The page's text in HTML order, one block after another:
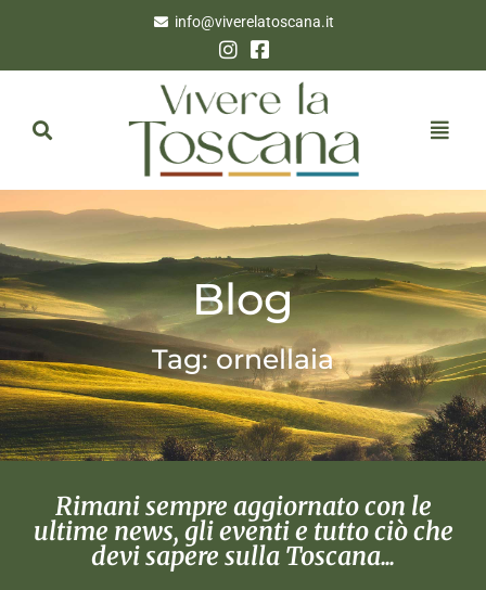
info@viverelatoscana.it
Blog
Tag: ornellaia
Rimani sempre aggiornato con le
ultime news, gli eventi e tutto ciò che
devi sapere sulla Toscana...